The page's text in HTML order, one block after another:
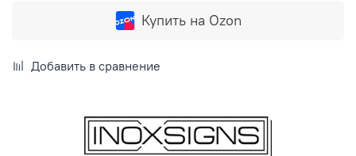
Купить на Ozon
Добавить в сравнение